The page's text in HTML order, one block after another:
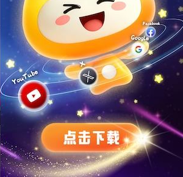
支持[0] 反对[0]
旋风加速
外网加速npv下载
原子加速器app下载官网免费
推荐